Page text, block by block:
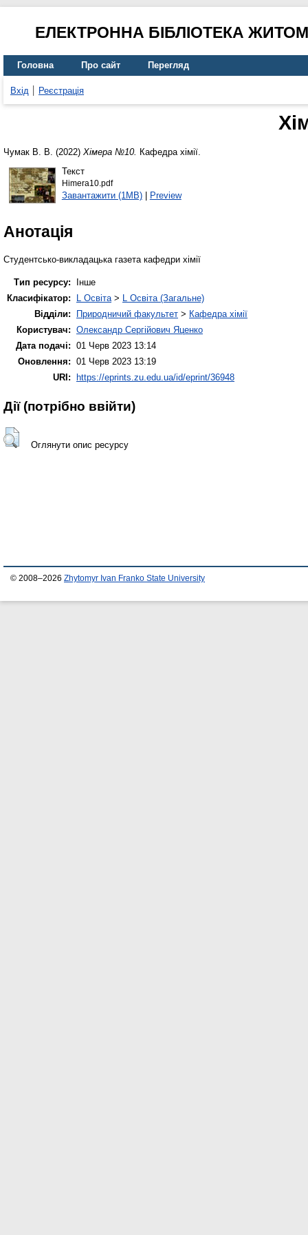
ЕЛЕКТРОННА БІБЛІОТЕКА
Головна Про сайт Перегляд
Вхід Реєстрація
Чумак В. В. (2022) Хімера №10. Кафедра хімії.
Текст
Himera10.pdf
Завантажити (1MB)| Preview
Анотація
Студентсько-викладацька газета кафедри хімії
Тип ресурсу:
Інше
Класифікатор:
L Освіта > L Освіта (Загальне)
Відділи:
Природничий факультет > Кафедра хімії
Користувач: Олександр Сергійович Яценко
Дата подачі: 01 Черв 2023 13:14
Оновлення: 01 Черв 2023 13:19
URI: https://eprints.zu.edu.ua/id/eprint/36948
Дії ​​(потрібно ввійти)
Оглянути опис ресурсу
© 2008–2026 Zhytomyr Ivan Franko State University